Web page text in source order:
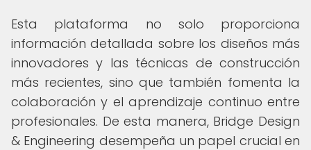
Esta plataforma no solo proporciona
información detallada sobre los diseños más
innovadores y las técnicas de construcción
más recientes, sino que también fomenta la
colaboración y el aprendizaje continuo entre
profesionales. De esta manera, Bridge Design
& Engineering desempeña un papel crucial en